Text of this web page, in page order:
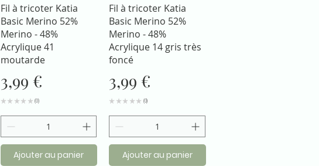
Aperçu rapide
Fil à tricoter Katia
Basic Merino 52%
Merino - 48%
Acrylique 41
moutarde
Prix
3,99 €
★ ★ ★ ★ ★ 0
0
Ajouter au panier
Aperçu rapide
Fil à tricoter Katia
Basic Merino 52%
Merino - 48%
Acrylique 14 gris très
foncé
Prix
3,99 €
★ ★ ★ ★ ★ 0
0
Ajouter au panier